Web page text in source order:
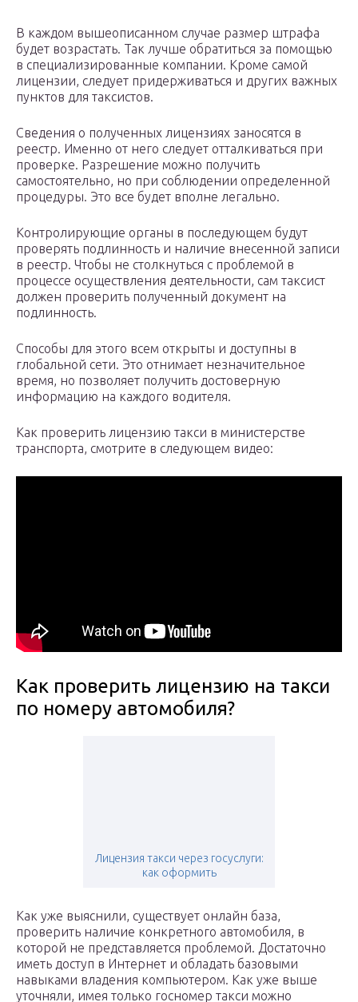
В каждом вышеописанном случае размер штрафа
будет возрастать. Так лучше обратиться за помощью
в специализированные компании. Кроме самой
лицензии, следует придерживаться и других важных
пунктов для таксистов.
Сведения о полученных лицензиях заносятся в
реестр. Именно от него следует отталкиваться при
проверке. Разрешение можно получить
самостоятельно, но при соблюдении определенной
процедуры. Это все будет вполне легально.
Контролирующие органы в последующем будут
проверять подлинность и наличие внесенной записи
в реестр. Чтобы не столкнуться с проблемой в
процессе осуществления деятельности, сам таксист
должен проверить полученный документ на
подлинность.
Способы для этого всем открыты и доступны в
глобальной сети. Это отнимает незначительное
время, но позволяет получить достоверную
информацию на каждого водителя.
Как проверить лицензию такси в министерстве
транспорта, смотрите в следующем видео:
Как проверить лицензию на такси
по номеру автомобиля?
Лицензия такси через госуслуги:
как оформить
Как уже выяснили, существует онлайн база,
проверить наличие конкретного автомобиля, в
которой не представляется проблемой. Достаточно
иметь доступ в Интернет и обладать базовыми
навыками владения компьютером. Как уже выше
уточняли, имея только госномер такси можно